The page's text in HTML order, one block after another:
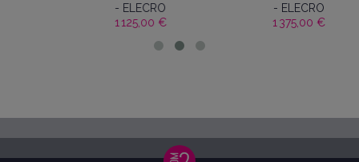
- ELECRO
1 125,00 €
- ELECRO
1 375,00 €